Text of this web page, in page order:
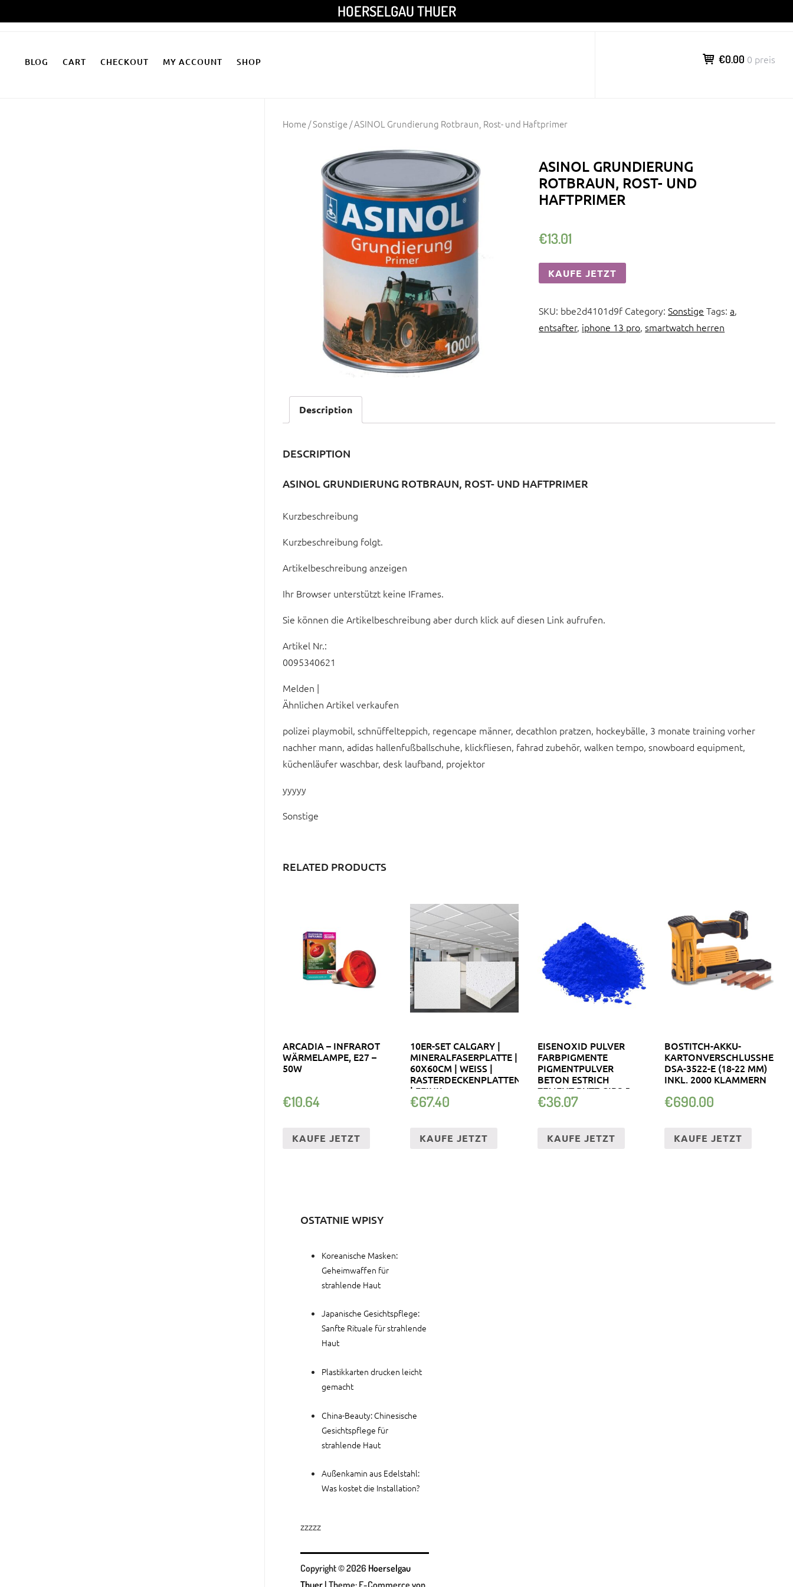
Inhalt
HOERSELGAU THUER
BLOG CART CHECKOUT MY ACCOUNT SHOP €0.00 0 preis
Home/Sonstige/ ASINOL Grundierung Rotbraun, Rost- und Haftprimer
ASINOL GRUNDIERUNG
ROTBRAUN, ROST- UND
HAFTPRIMER
€13.01
KAUFE JETZT
SKU: bbe2d4101d9f Category:Sonstige Tags:a,
entsafter, iphone 13 pro,smartwatch herren
Description
DESCRIPTION
ASINOL GRUNDIERUNG ROTBRAUN, ROST- UND HAFTPRIMER
Kurzbeschreibung
Kurzbeschreibung folgt.
Artikelbeschreibung anzeigen
Ihr Browser unterstützt keine IFrames.
Sie können die Artikelbeschreibung aber durch klick auf diesen Link aufrufen.
Artikel Nr.:
0095340621
Melden |
Ähnlichen Artikel verkaufen
polizei playmobil, schnüffelteppich, regencape männer, decathlon pratzen, hockeybälle, 3 monate training vorher
nachher mann, adidas hallenfußballschuhe, klickfliesen, fahrad zubehör, walken tempo, snowboard equipment,
küchenläufer waschbar, desk laufband, projektor
yyyyy
Sonstige
RELATED PRODUCTS
ARCADIA – INFRAROT
WÄRMELAMPE, E27 –
50W
€10.64
KAUFE JETZT
10ER-SET CALGARY |
MINERALFASERPLATTE |
60X60CM | WEISS | R
ASTERDECKENPLATTEN |
FEINK
€67.40
KAUFE JETZT
EISENOXID PULVER
FARBPIGMENTE
PIGMENTPULVER
BETON ESTRICH
ZEMENT PUTZ GIPS 5-
25KG
€36.07
KAUFE JETZT
BOSTITCH-AKKU-
DSA-3522-E (18-22 MM)
INKL. 2000 KLAMMERN
€690.00
KAUFE JETZT
OSTATNIE WPISY
Koreanische Masken:
Geheimwaffen für
strahlende Haut
Japanische Gesichtspflege:
Sanfte Rituale für strahlende
Haut
Plastikkarten drucken leicht
gemacht
China-Beauty: Chinesische
Gesichtspflege für
strahlende Haut
Außenkamin aus Edelstahl:
Was kostet die Installation?
zzzzz
Copyright © 2026 Hoerselgau